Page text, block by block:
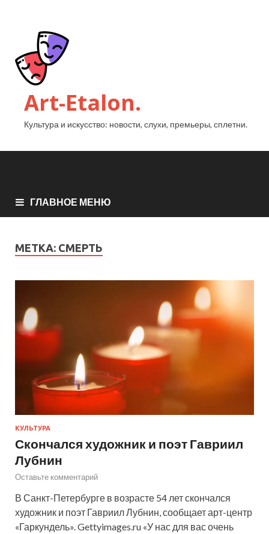
Art-Etalon.
Культура и искусство: новости, слухи, премьеры, сплетни.
ГЛАВНОЕ МЕНЮ
МЕТКА: СМЕРТЬ
КУЛЬТУРА
Скончался художник и поэт Гавриил
Лубнин
Оставьте комментарий
В Санкт-Петербурге в возрасте 54 лет скончался
художник и поэт Гавриил Лубнин, сообщает арт-центр
«Гаркундель». Gettyimages.ru «У нас для вас очень